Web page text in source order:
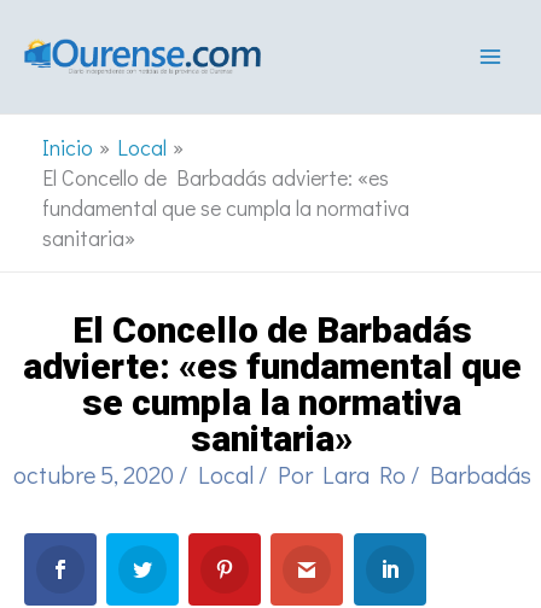
Inicio
Local
El Concello de Barbadás advierte: «es
fundamental que se cumpla la normativa
sanitaria»
El Concello de Barbadás
advierte: «es fundamental que
se cumpla la normativa
sanitaria»
octubre 5, 2020 / Local / Por Lara Ro / Barbadás